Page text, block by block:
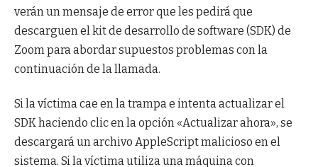
verán un mensaje de error que les pedirá que
descarguen el kit de desarrollo de software (SDK) de
Zoom para abordar supuestos problemas con la
continuación de la llamada.
Si la víctima cae en la trampa e intenta actualizar el
SDK haciendo clic en la opción «Actualizar ahora», se
descargará un archivo AppleScript malicioso en el
sistema. Si la víctima utiliza una máquina con